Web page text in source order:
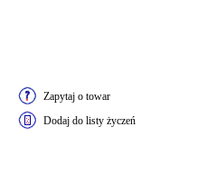
Zapytaj o towar
Dodaj do listy życzeń